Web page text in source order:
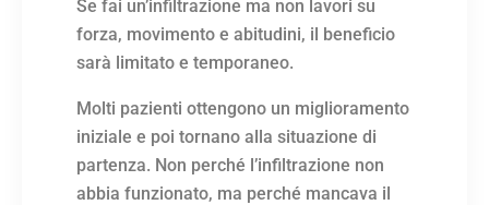
Se fai un’infiltrazione ma non lavori su
forza, movimento e abitudini, il beneficio
sarà limitato e temporaneo.
Molti pazienti ottengono un miglioramento
iniziale e poi tornano alla situazione di
partenza. Non perché l’infiltrazione non
abbia funzionato, ma perché mancava il